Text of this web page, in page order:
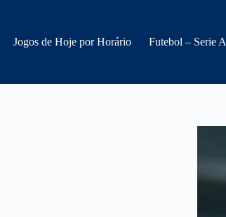
Jogos de Hoje por Horário Futebol – Serie A